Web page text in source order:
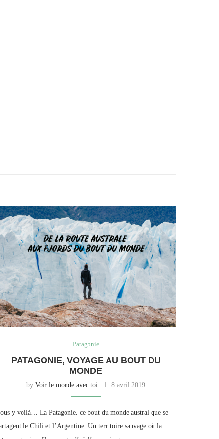
Patagonie
PATAGONIE, VOYAGE AU BOUT DU
MONDE
byVoir le monde avec toi 8 avril 2019
y voilà… La Patagonie, ce bout du monde austral que se
le Chili et l’Argentine. Un territoire sauvage où la